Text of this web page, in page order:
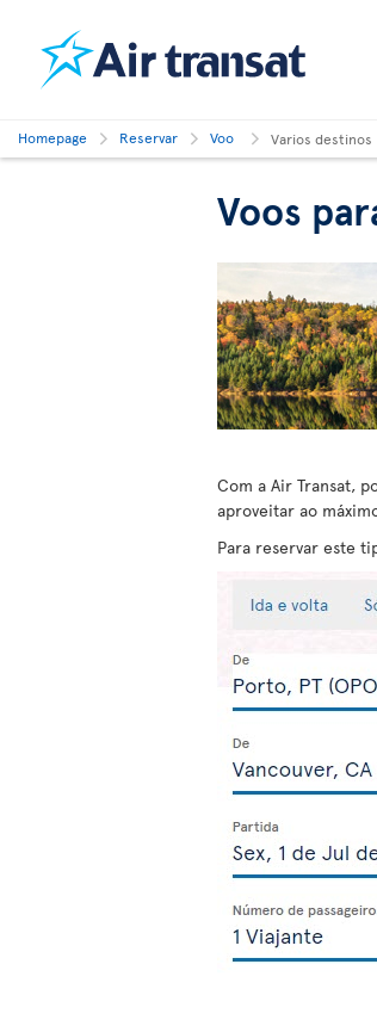
Homepage Reservar Voo Varios destinos
Voos
Com a Air Transat,
aproveitar ao
Para reservar este